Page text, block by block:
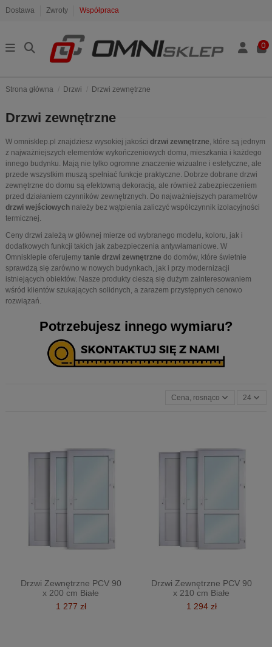
Dostawa Zwroty Współpraca
0
Strona główna Drzwi Drzwi zewnętrzne
Drzwi zewnętrzne
W omnisklep.pl znajdziesz wysokiej jakości drzwi zewnętrzne, które są jednym
z najważniejszych elementów wykończeniowych domu, mieszkania i każdego
innego budynku. Mają nie tylko ogromne znaczenie wizualne i estetyczne, ale
przede wszystkim muszą spełniać funkcje praktyczne. Dobrze dobrane drzwi
zewnętrzne do domu są efektowną dekoracją, ale również zabezpieczeniem
przed działaniem czynników zewnętrznych. Do najważniejszych parametrów
drzwi wejściowych należy bez wątpienia zaliczyć współczynnik izolacyjności
termicznej.
Ceny drzwi zależą w głównej mierze od wybranego modelu, koloru, jak i
dodatkowych funkcji takich jak zabezpieczenia antywłamaniowe. W
Omnisklepie oferujemy tanie drzwi zewnętrzne do domów, które świetnie
sprawdzą się zarówno w nowych budynkach, jak i przy modernizacji
istniejących obiektów. Nasze produkty cieszą się dużym zainteresowaniem
wśród klientów szukających solidnych, a zarazem przystępnych cenowo
rozwiązań.
Potrzebujesz innego wymiaru?
Cena, rosnąco 24
Drzwi Zewnętrzne PCV 90
x 200 cm Białe
1 277 zł
Drzwi Zewnętrzne PCV 90
x 210 cm Białe
1 294 zł